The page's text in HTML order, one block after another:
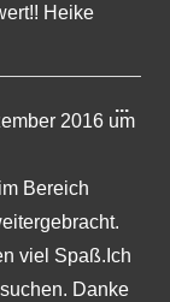
Heike
2016 um
Bereich
viel Spaß.Ich
Danke
...